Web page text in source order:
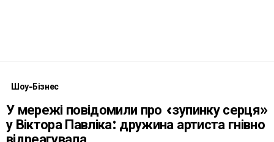
Шоу-Бізнес
У мережі повідомили про «зупинку серця»
у Віктора Павліка: дружина артиста гнівно